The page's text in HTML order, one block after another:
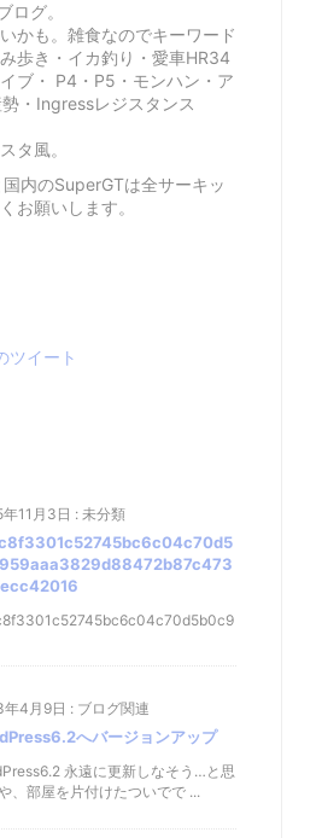
ログ。
かも。雑食なのでキーワード
歩き・イカ釣り・愛車HR34
ブ・ P4・P5・モンハン・ア
・Ingressレジスタンス
タ風。
内のSuperGTは全サーキッ
お願いします。
ツイート
11月3日 : 未分類
4月9日 : ブログ関連
へバージョンアップ
永遠に更新しなそう…と思
、部屋を片付けたついでで ...